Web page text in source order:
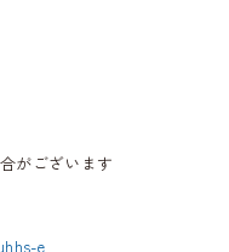
がございます
e